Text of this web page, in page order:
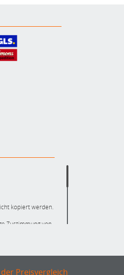
kopiert werden.
Zustimmung von
ausführen zu
tatsächlich dem